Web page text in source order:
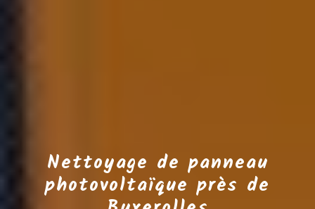
Nettoyage de panneau
photovoltaïque près de